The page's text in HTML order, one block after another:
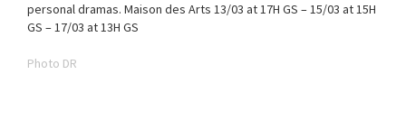
personal dramas. Maison des Arts 13/03 at 17H GS – 15/03 at 15H
GS – 17/03 at 13H GS
Photo DR